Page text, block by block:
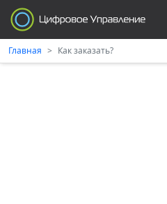
Главная Как заказать?